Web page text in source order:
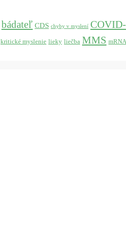
bádateľ CDS chyby v myslení
kritické myslenie lieky liečba MMS mRNA